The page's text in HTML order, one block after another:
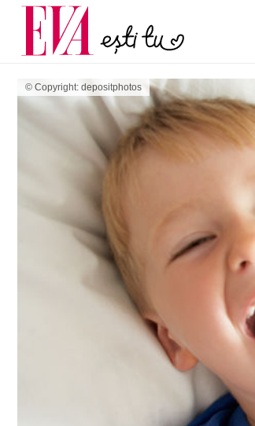
© Copyright: depositphotos
Carieră
Actualitate